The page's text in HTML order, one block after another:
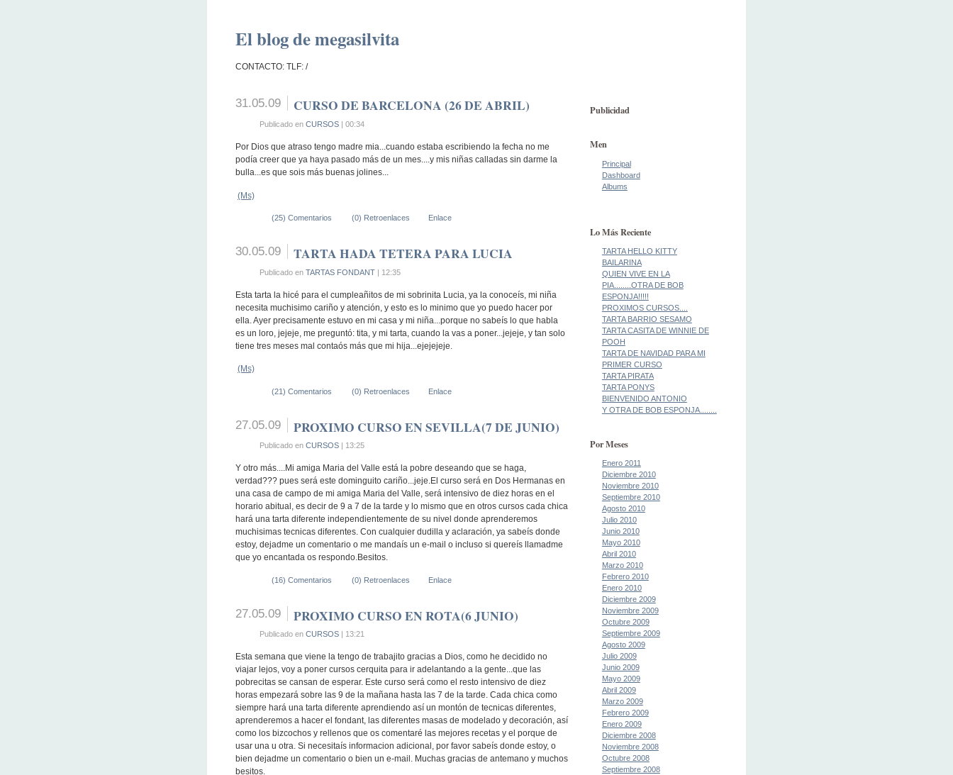
El blog de megasilvita
CONTACTO: TLF: /
31.05.09 CURSO DE BARCELONA (26 DE ABRIL)
Publicado en CURSOS| 00:34
Por Dios que atraso tengo madre mia...cuando estaba escribiendo la fecha no me
podía creer que ya haya pasado más de un mes....y mis niñas calladas sin darme la
bulla...es que sois más buenas jolines...
(Ms)
(25) Comentarios (0) Retroenlaces Enlace
30.05.09 TARTA HADA TETERA PARA LUCIA
Publicado en TARTAS FONDANT| 12:35
Esta tarta la hicé para el cumpleañitos de mi sobrinita Lucia, ya la conoceís, mi niña
necesita muchisimo cariño y atención, y esto es lo minimo que yo puedo hacer por
ella. Ayer precisamente estuvo en mi casa y mi niña...porque no sabeís lo que habla
es un loro, jejeje, me preguntó: tita, y mi tarta, cuando la vas a poner...jejeje, y tan solo
tiene tres meses mal contaós más que mi hija...ejejejeje.
(Ms)
(21) Comentarios (0) Retroenlaces Enlace
27.05.09 PROXIMO CURSO EN SEVILLA(7 DE JUNIO)
Publicado en CURSOS| 13:25
Y otro más....Mi amiga Maria del Valle está la pobre deseando que se haga,
verdad??? pues será este dominguito cariño...jeje.El curso será en Dos Hermanas en
una casa de campo de mi amiga Maria del Valle, será intensivo de diez horas en el
horario abitual, es decir de 9 a 7 de la tarde y lo mismo que en otros cursos cada chica
hará una tarta diferente independientemente de su nivel donde aprenderemos
muchisimas tecnicas diferentes. Con cualquier dudilla y aclaración, ya sabeís donde
estoy, dejadme un comentario o me mandaís un e-mail o incluso si quereís llamadme
que yo encantada os respondo.Besitos.
(16) Comentarios (0) Retroenlaces Enlace
27.05.09 PROXIMO CURSO EN ROTA(6 JUNIO)
Publicado en CURSOS| 13:21
Esta semana que viene la tengo de trabajito gracias a Dios, como he decidido no
viajar lejos, voy a poner cursos cerquita para ir adelantando a la gente...que las
pobrecitas se cansan de esperar. Este curso será como el resto intensivo de diez
horas empezará sobre las 9 de la mañana hasta las 7 de la tarde. Cada chica como
siempre hará una tarta diferente aprendiendo así un montón de tecnicas diferentes,
aprenderemos a hacer el fondant, las diferentes masas de modelado y decoración, así
como los bizcochos y rellenos que os comentaré las mejores recetas y el porque de
usar una u otra. Si necesitaís informacion adicional, por favor sabeís donde estoy, o
bien dejadme un comentario o bien un e-mail. Muchas gracias de antemano y muchos
besitos.
Publicidad
Men
Principal
Dashboard
Albums
Lo Más Reciente
TARTA HELLO KITTY
BAILARINA
QUIEN VIVE EN LA
PIA........OTRA DE BOB
ESPONJA!!!!!
PROXIMOS CURSOS....
TARTA BARRIO SESAMO
TARTA CASITA DE WINNIE DE
POOH
TARTA DE NAVIDAD PARA MI
PRIMER CURSO
TARTA PIRATA
TARTA PONYS
BIENVENIDO ANTONIO
Y OTRA DE BOB ESPONJA........
Por Meses
Enero 2011
Diciembre 2010
Noviembre 2010
Septiembre 2010
Agosto 2010
Julio 2010
Junio 2010
Mayo 2010
Abril 2010
Marzo 2010
Febrero 2010
Enero 2010
Diciembre 2009
Noviembre 2009
Octubre 2009
Septiembre 2009
Agosto 2009
Julio 2009
Junio 2009
Mayo 2009
Abril 2009
Marzo 2009
Febrero 2009
Enero 2009
Diciembre 2008
Noviembre 2008
Octubre 2008
Septiembre 2008